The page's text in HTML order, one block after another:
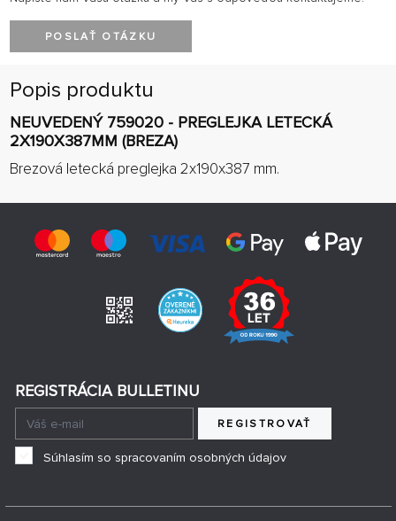
POSLAŤ OTÁZKU
Popis produktu
NEUVEDENÝ 759020 - PREGLEJKA LETECKÁ
2X190X387MM (BREZA)
Brezová letecká preglejka 2x190x387 mm.
REGISTRÁCIA BULLETINU
REGISTROVAŤ
Súhlasím so spracovaním osobných údajov